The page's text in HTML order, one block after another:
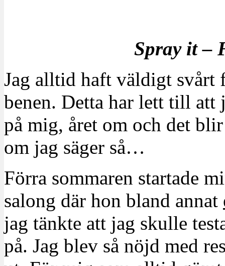
Spray it –
Jag alltid haft väldigt svårt
benen. Detta har lett till
på mig, året om och det
om jag säger så…
Förra sommaren startade
salong där hon bland annat
jag tänkte att jag skulle
på. Jag blev så nöjd med